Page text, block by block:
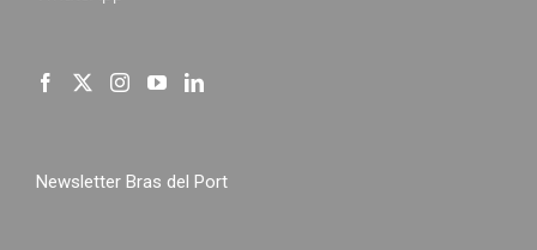
Newsletter Bras del Port